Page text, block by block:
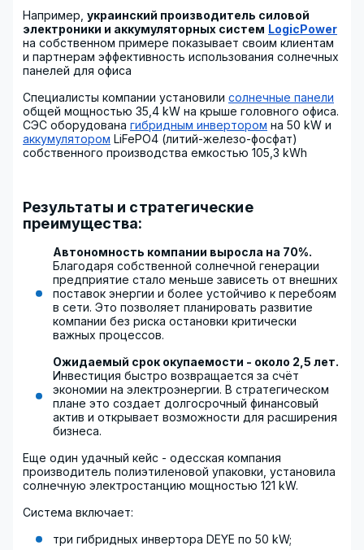
Например, украинский производитель силовой
электроники и аккумуляторных систем LogicPower
на собственном примере показывает своим клиентам
и партнерам эффективность использования солнечных
панелей для офиса
Специалисты компании установили солнечные панели
общей мощностью 35,4 kW на крыше головного офиса.
СЭС оборудована гибридным инвертором на 50 kW и
аккумулятором LiFePO4 (литий-железо-фосфат)
собственного производства емкостью 105,3 kWh
Результаты и стратегические
преимущества:
Автономность компании выросла на 70%.
Благодаря собственной солнечной генерации
предприятие стало меньше зависеть от внешних
поставок энергии и более устойчиво к перебоям
в сети. Это позволяет планировать развитие
компании без риска остановки критически
важных процессов.
Ожидаемый срок окупаемости - около 2,5 лет.
Инвестиция быстро возвращается за счёт
экономии на электроэнергии. В стратегическом
плане это создает долгосрочный финансовый
актив и открывает возможности для расширения
бизнеса.
Еще один удачный кейс - одесская компания
производитель полиэтиленовой упаковки, установила
солнечную электростанцию мощностью 121 kW.
Система включает:
три гибридных инвертора DEYE по 50 kW;